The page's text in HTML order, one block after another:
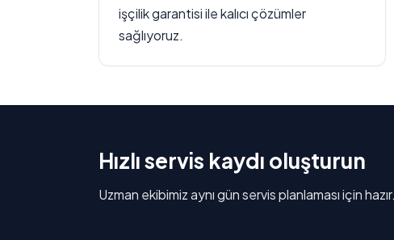
işçilik garantisi ile kalıcı çözümler
sağlıyoruz.
Hızlı servis kaydı oluşturun
Uzman ekibimiz aynı gün servis planlaması için hazır.